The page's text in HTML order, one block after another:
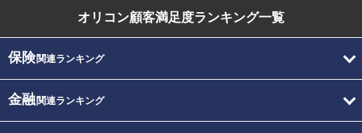
オリコン顧客満足度ランキング一覧
保険関連ランキング
金融関連ランキング